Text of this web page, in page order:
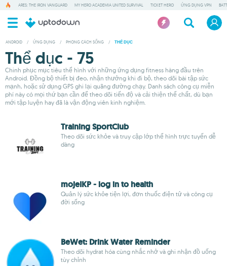
ARES: THE IRON VANGUARD MY HERO ACADEMIA UNITED SURVIVAL TICKET HERO ỨNG DỤNG VPN
ANDROID / ỨNG DỤNG / PHONG CÁCH SỐNG / THỂ DỤC
Thể dục - 75
Chinh phục mục tiêu thể hình với những ứng dụng fitness hàng đầu trên
Android. Đồng bộ thiết bị đeo, nhận thưởng khi đi bộ, theo dõi bài tập sức
mạnh, hoặc sử dụng GPS ghi lại quãng đường chạy. Danh sách công cụ miễn
phí này có mọi thứ bạn cần để theo dõi tiến độ và cải thiện thể chất, dù bạn
mới tập luyện hay đã là vận động viên kinh nghiệm.
Training SportClub
Theo dõi sức khỏe và truy cập lớp thể hình trực tuyến dễ
dàng
mojeIKP - log in to health
Quản lý sức khỏe tiện lợi, đơn thuốc điện tử và công cụ
đời sống
BeWet: Drink Water Reminder
Theo dõi hydrat hóa cùng nhắc nhở và ghi nhận đồ uống
tùy chỉnh